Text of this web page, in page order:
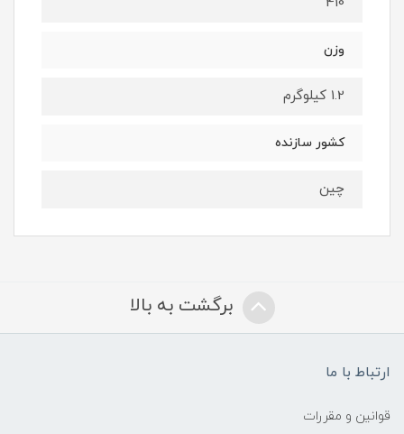
وزن
1.2 کیلوگرم
کشور سازنده
چین
برگشت به بالا
ارتباط با ما
قوانین و مقررات